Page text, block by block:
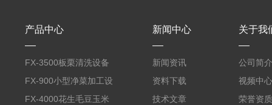
产品中心
FX-3500板栗清洗设备
全自动气泡清洗机
FX-900小型净菜加工设
备野菜清洗机
FX-4000花生毛豆玉米
新闻中心
新闻资讯
资料下载
技术文章
关于我
公司简介
视频中心
荣誉资质